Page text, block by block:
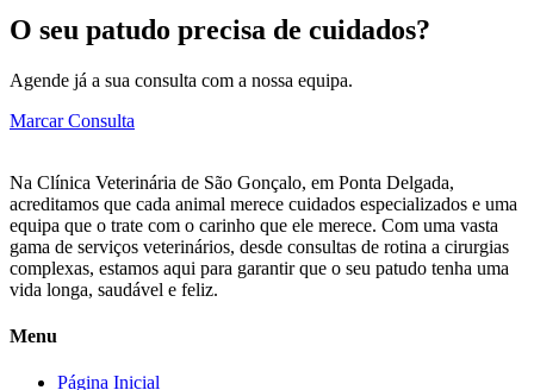
O seu patudo precisa de cuidados?
Agende já a sua consulta com a nossa equipa.
Marcar Consulta
Na Clínica Veterinária de São Gonçalo, em Ponta Delgada,
acreditamos que cada animal merece cuidados especializados e uma
equipa que o trate com o carinho que ele merece. Com uma vasta
gama de serviços veterinários, desde consultas de rotina a cirurgias
complexas, estamos aqui para garantir que o seu patudo tenha uma
vida longa, saudável e feliz.
Menu
Página Inicial